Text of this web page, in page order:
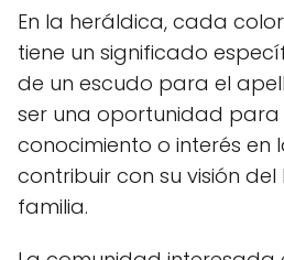
En la heráldica, cada
tiene un significado
de un escudo para el
ser una oportunidad para
conocimiento o interés
contribuir con su visión
familia.